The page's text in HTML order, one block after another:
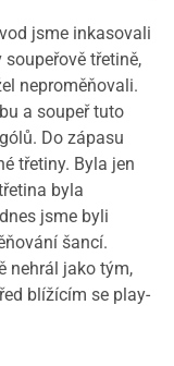
jsme inkasovali
třetině,
neproměňovali.
a soupeř tuto
Do zápasu
třetiny. Byla jen
byla
jsme byli
šancí.
nehrál jako tým,
blížícím se play-